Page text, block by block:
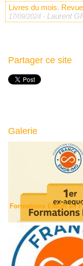
Livres du mois.
17/09/2024 - Laurent
Partager ce site
Galerie
Formations EMDR en